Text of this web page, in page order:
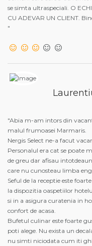
se simta ultraspeciali. O
CU ADEVAR UN CLIENT.
"
"Abia m-am intors din
malul frumoasei Marmaris.
Nergis Select ne-a facut
Personalul era cat se poate
de greu dar afisau
care nu cunosteau limba
Seful de la receptie este
la dispozitia oaspetiilor
si in a asigura curatenia in
confort de acasa.
Bufetul culinar este foarte
poti alege. Nu exista un
nu simti niciodata cum iti